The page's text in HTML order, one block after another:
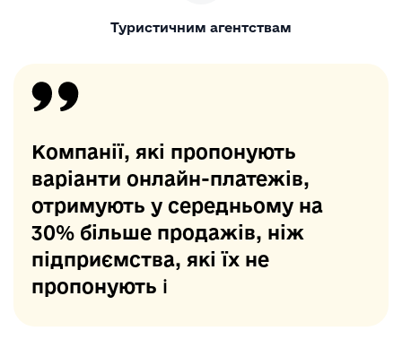
Туристичним агентствам
Компанії, які пропонують
варіанти онлайн-платежів,
отримують у середньому на
30% більше продажів, ніж
підприємства, які їх не
пропонують ℹ️